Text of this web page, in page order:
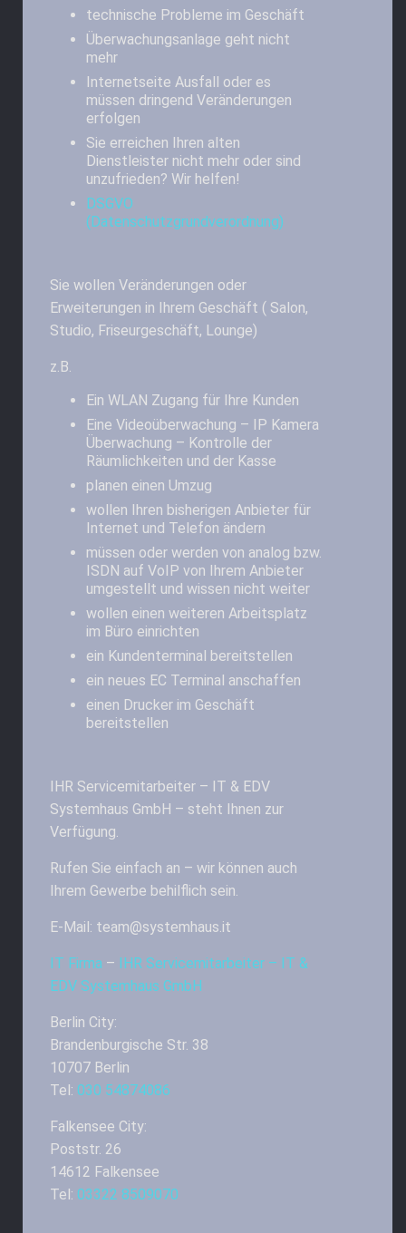
technische Probleme im Geschäft
Überwachungsanlage geht nicht
mehr
Internetseite Ausfall oder es
müssen dringend Veränderungen
erfolgen
Sie erreichen Ihren alten
Dienstleister nicht mehr oder sind
unzufrieden? Wir helfen!
DSGVO
(Datenschutzgrundverordnung)
Sie wollen Veränderungen oder
Erweiterungen in Ihrem Geschäft ( Salon,
Studio, Friseurgeschäft, Lounge)
z.B.
Ein WLAN Zugang für Ihre Kunden
Eine Videoüberwachung – IP Kamera
Überwachung – Kontrolle der
Räumlichkeiten und der Kasse
planen einen Umzug
wollen Ihren bisherigen Anbieter für
Internet und Telefon ändern
müssen oder werden von analog bzw.
ISDN auf VoIP von Ihrem Anbieter
umgestellt und wissen nicht weiter
wollen einen weiteren Arbeitsplatz
im Büro einrichten
ein Kundenterminal bereitstellen
ein neues EC Terminal anschaffen
einen Drucker im Geschäft
bereitstellen
IHR Servicemitarbeiter – IT & EDV
Systemhaus GmbH – steht Ihnen zur
Verfügung.
Rufen Sie einfach an – wir können auch
Ihrem Gewerbe behilflich sein.
E-Mail: team@systemhaus.it
IT Firma – IHR Servicemitarbeiter – IT &
EDV Systemhaus GmbH
Berlin City:
Brandenburgische Str. 38
10707 Berlin
Tel: 030 54874086
Falkensee City:
Poststr. 26
14612 Falkensee
Tel: 03322 8509070